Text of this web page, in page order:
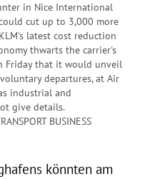
in Nice International
cut up to 3,000 more
latest cost reduction
thwarts the carrier's
Friday that it would unveil
departures, at Air
industrial and
give details.
BUSINESS
könnten am